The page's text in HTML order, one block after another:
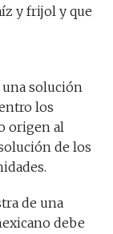
y frijol y que
una solución
los
origen al
de los
de una
debe